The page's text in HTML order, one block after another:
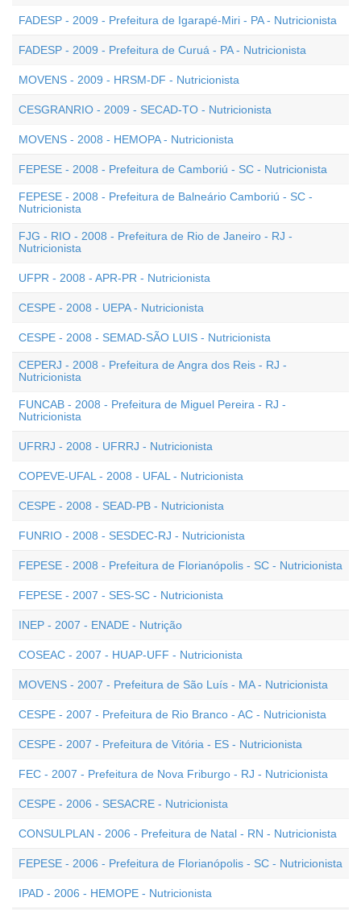
FADESP - 2009 - Prefeitura de Igarapé-Miri - PA - Nutricionista
FADESP - 2009 - Prefeitura de Curuá - PA - Nutricionista
MOVENS - 2009 - HRSM-DF - Nutricionista
CESGRANRIO - 2009 - SECAD-TO - Nutricionista
MOVENS - 2008 - HEMOPA - Nutricionista
FEPESE - 2008 - Prefeitura de Camboriú - SC - Nutricionista
FEPESE - 2008 - Prefeitura de Balneário Camboriú - SC -
Nutricionista
FJG - RIO - 2008 - Prefeitura de Rio de Janeiro - RJ -
Nutricionista
UFPR - 2008 - APR-PR - Nutricionista
CESPE - 2008 - UEPA - Nutricionista
CESPE - 2008 - SEMAD-SÃO LUIS - Nutricionista
CEPERJ - 2008 - Prefeitura de Angra dos Reis - RJ -
Nutricionista
FUNCAB - 2008 - Prefeitura de Miguel Pereira - RJ -
Nutricionista
UFRRJ - 2008 - UFRRJ - Nutricionista
COPEVE-UFAL - 2008 - UFAL - Nutricionista
CESPE - 2008 - SEAD-PB - Nutricionista
FUNRIO - 2008 - SESDEC-RJ - Nutricionista
FEPESE - 2008 - Prefeitura de Florianópolis - SC - Nutricionista
FEPESE - 2007 - SES-SC - Nutricionista
INEP - 2007 - ENADE - Nutrição
COSEAC - 2007 - HUAP-UFF - Nutricionista
MOVENS - 2007 - Prefeitura de São Luís - MA - Nutricionista
CESPE - 2007 - Prefeitura de Rio Branco - AC - Nutricionista
CESPE - 2007 - Prefeitura de Vitória - ES - Nutricionista
FEC - 2007 - Prefeitura de Nova Friburgo - RJ - Nutricionista
CESPE - 2006 - SESACRE - Nutricionista
CONSULPLAN - 2006 - Prefeitura de Natal - RN - Nutricionista
FEPESE - 2006 - Prefeitura de Florianópolis - SC - Nutricionista
IPAD - 2006 - HEMOPE - Nutricionista